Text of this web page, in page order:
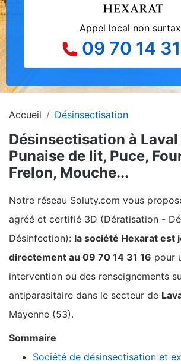
Appel local non
09 70 14
Accueil Désinsectisation
Désinsectisation à Laval
Punaise de lit, Puce,
Frelon, Mouche...
Notre réseau Soluty.com vous
agréé et certifié 3D (Dératisation -
Désinfection): la société Hexarat est
directement au 09 70 14 31 16 pour
intervention ou des renseignements
antiparasitaire dans le secteur de
Mayenne (53).
Sommaire
Société de désinsectisation et